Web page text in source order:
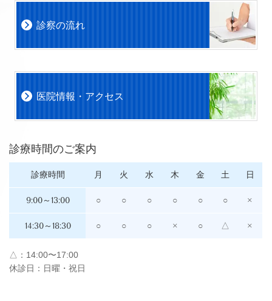
診察の流れ
医院情報・アクセス
診療時間のご案内
診療時間 月 火 水 木 金 土 日
9:00～13:00 ○ ○ ○ ○ ○ ○ ×
14:30～18:30 ○ ○ ○ × ○ △ ×
△：14:00〜17:00
休診日：日曜・祝日